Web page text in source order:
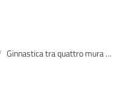
Ginnastica tra quattro mura con i visori di realtà virtuale